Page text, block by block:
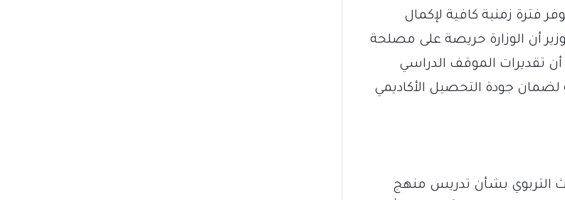
فترة زمنية كافية لإكمال
أن الوزارة حريصة على مصلحة
أن تقديرات الموقف الدراسي
جودة التحصيل الأكاديمي
التربوي بشأن تدريس منهج